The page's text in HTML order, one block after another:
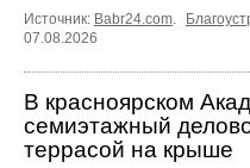
Источник: Babr24.com
07.08.2026
В красноярском
семиэтажный
террасой на крыше